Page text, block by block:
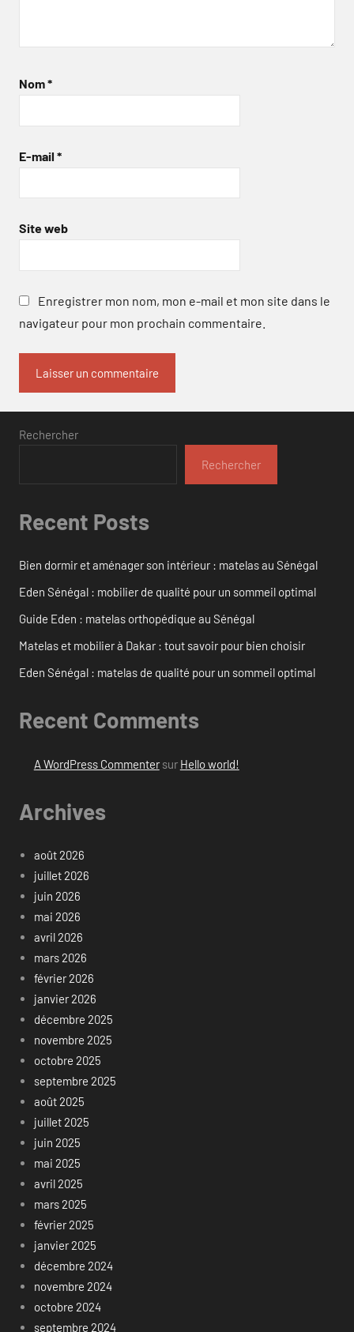
Nom*
E-mail *
Site web
Enregistrer mon nom, mon e-mail et mon site dans le
navigateur pour mon prochain commentaire.
Rechercher
Rechercher
Recent Posts
Bien dormir et aménager son intérieur : matelas au Sénégal
Eden Sénégal : mobilier de qualité pour un sommeil optimal
Guide Eden : matelas orthopédique au Sénégal
Matelas et mobilier à Dakar : tout savoir pour bien choisir
Eden Sénégal : matelas de qualité pour un sommeil optimal
Recent Comments
A WordPress Commentersur Hello world!
Archives
août 2026
juillet 2026
juin 2026
mai 2026
avril 2026
mars 2026
février 2026
janvier 2026
décembre 2025
novembre 2025
octobre 2025
septembre 2025
août 2025
juillet 2025
juin 2025
mai 2025
avril 2025
mars 2025
février 2025
janvier 2025
décembre 2024
novembre 2024
octobre 2024
septembre 2024